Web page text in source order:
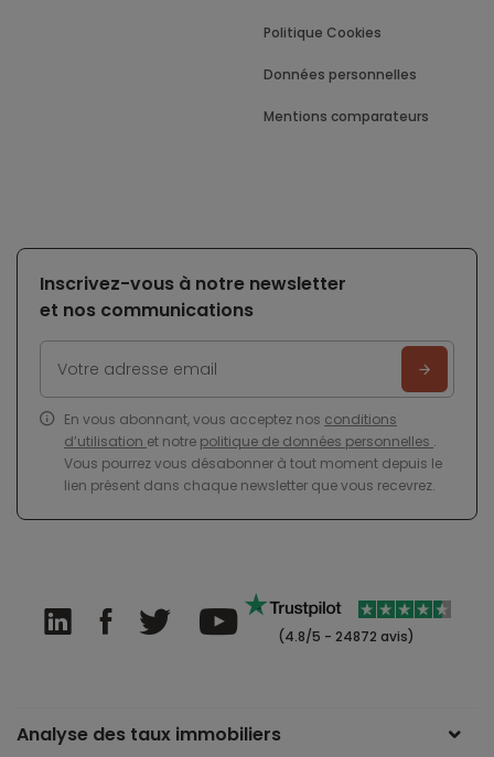
Politique Cookies
Données personnelles
Mentions comparateurs
Inscrivez-vous à notre newsletter
et nos communications
En vous abonnant, vous acceptez nos conditions
d’utilisation et notre politique de données personnelles .
Vous pourrez vous désabonner à tout moment depuis le
lien présent dans chaque newsletter que vous recevrez.
(4.8/5 - 24872 avis)
Analyse des taux immobiliers